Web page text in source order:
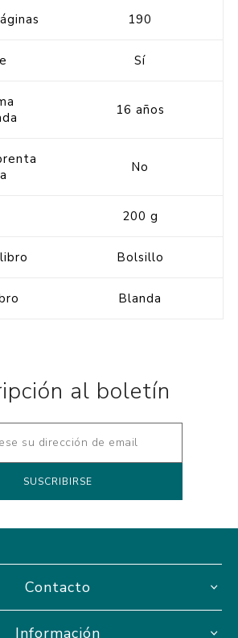
190
Sí
16 años
No
200 g
Bolsillo
Blanda
al boletín
Contacto
Información